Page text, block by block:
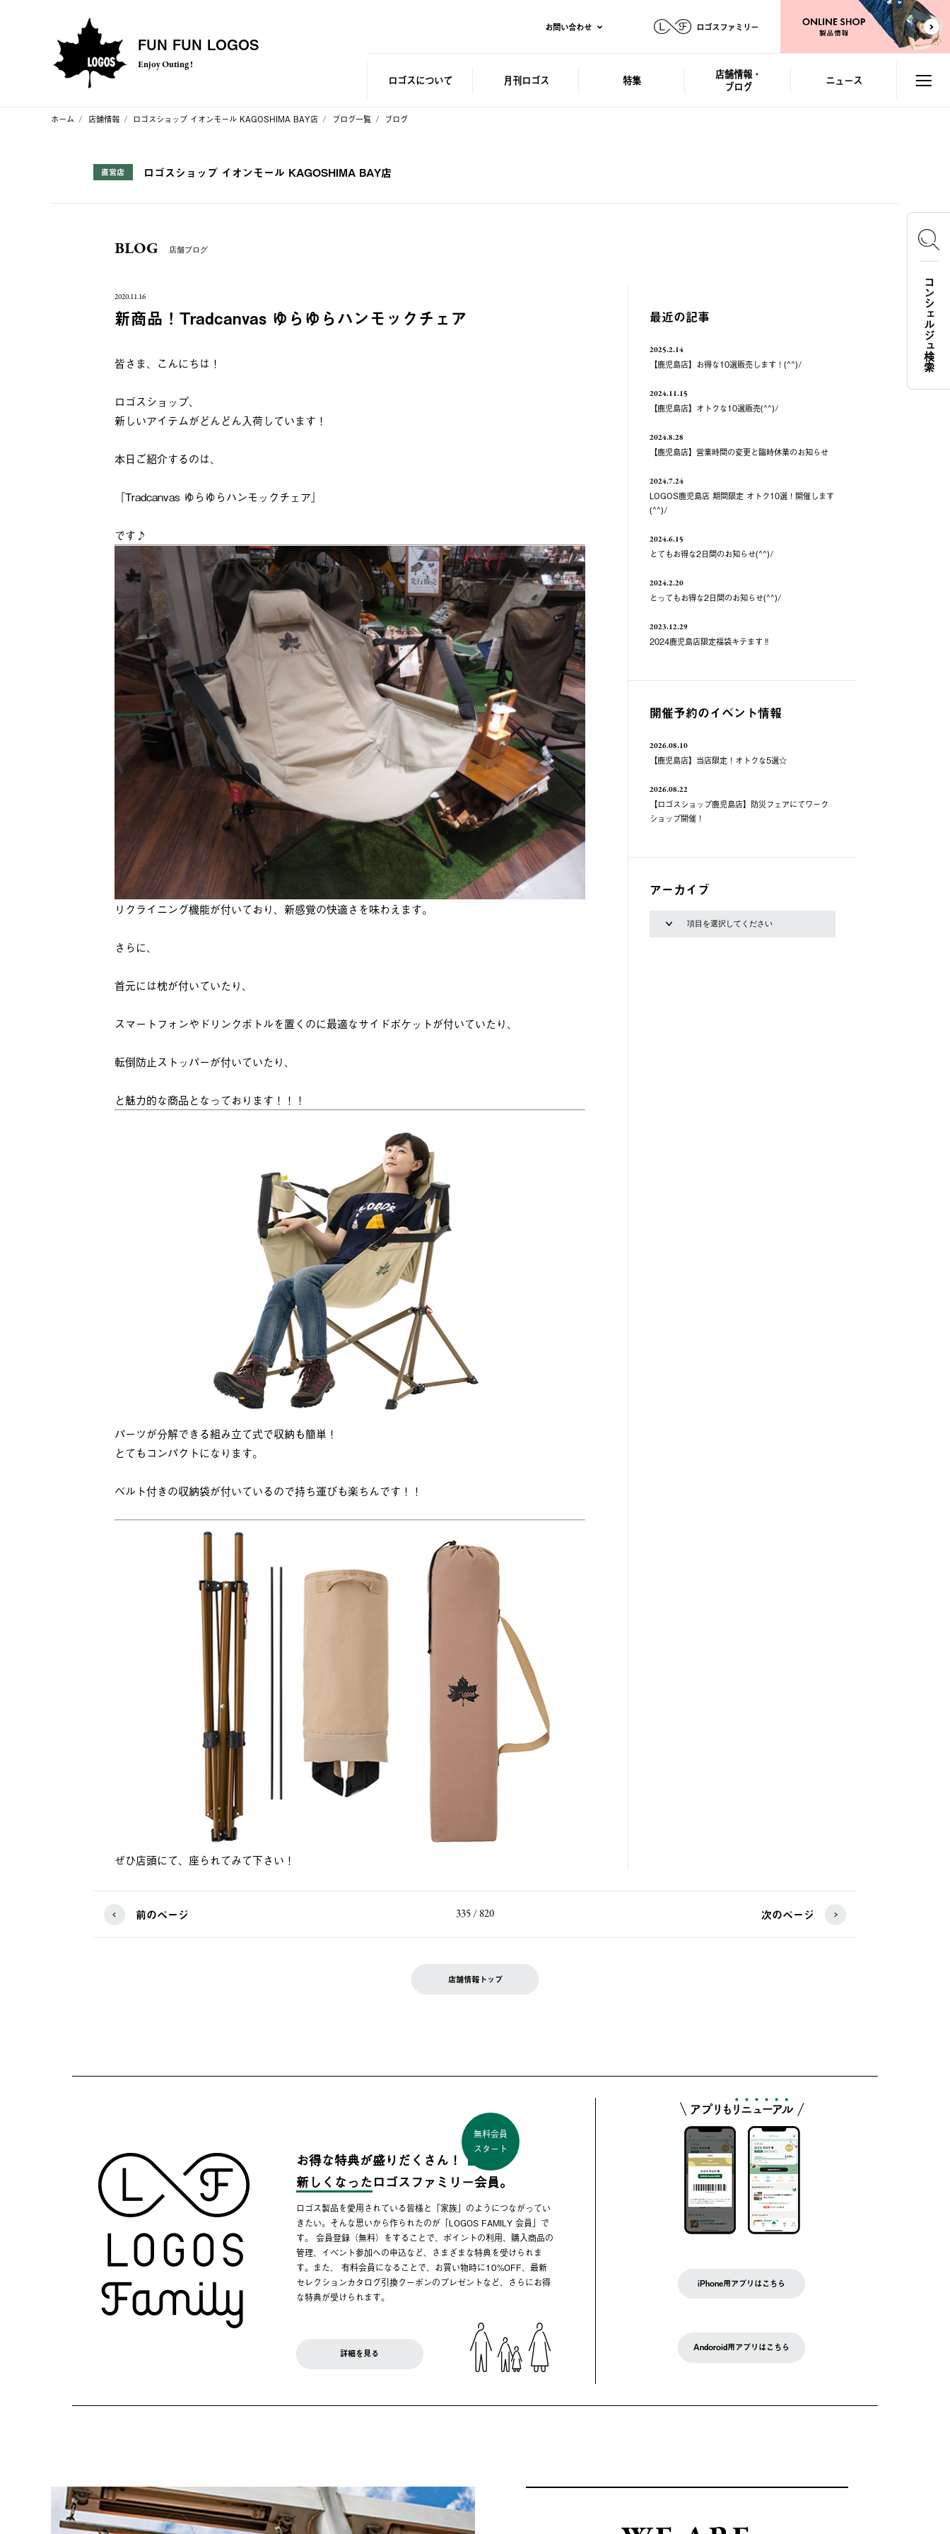
FUN FUN LOGOS
Enjoy Outing !
お問い合わせ ロゴスファミリー
ロゴスについて 月刊ロゴス 特集
店舗情報・
ブログ
ニュース
ホーム 店舗情報 ロゴスショップ イオンモール KAGOSHIMA BAY店 ブログ一覧 ブログ
直営店 ロゴスショップ イオンモール KAGOSHIMA BAY店
BLOG 店舗ブログ
2020.11.16
新商品！Tradcanvas ゆらゆらハンモックチェア
皆さま、こんにちは！
ロゴスショップ、
新しいアイテムがどんどん入荷しています！
本日ご紹介するのは、
『Tradcanvas ゆらゆらハンモックチェア』
です♪
リクライニング機能が付いており、新感覚の快適さを味わえます。
さらに、
首元には枕が付いていたり、
スマートフォンやドリンクボトルを置くのに最適なサイドポケットが付いていたり、
転倒防止ストッパーが付いていたり、
と魅力的な商品となっております！！！
パーツが分解できる組み立て式で収納も簡単！
とてもコンパクトになります。
ベルト付きの収納袋が付いているので持ち運びも楽ちんです！！
ぜひ店頭にて、座られてみて下さい！
最近の記事
2025.2.14
【鹿児島店】お得な10選販売します！(^^)/
2024.11.15
【鹿児島店】オトクな10選販売(^^)/
2024.8.28
【鹿児島店】営業時間の変更と臨時休業のお知らせ
2024.7.24
LOGOS鹿児島店 期間限定 オトク10選！開催します
(^^)/
2024.6.15
とてもお得な2日間のお知らせ(^^)/
2024.2.20
とってもお得な2日間のお知らせ(^^)/
2023.12.29
2024鹿児島店限定福袋キテます‼️
開催予約のイベント情報
2026.08.10
【鹿児島店】当店限定！オトクな5選☆
2026.08.22
【ロゴスショップ鹿児島店】防災フェアにてワーク
ショップ開催！
アーカイブ
前のページ 335 / 820 次のページ
店舗情報トップ
お得な特典が盛りだくさん！
無料会員
スタート
新しくなったロゴスファミリー会員。
ロゴス製品を愛用されている皆様と「家族」のようにつながってい
きたい。そんな思いから作られたのが「LOGOS FAMILY 会員」で
す。 会員登録（無料）をすることで、ポイントの利用、購入商品の
管理、イベント参加への申込など、さまざまな特典を受けられま
す。また、 有料会員になることで、お買い物時に10%OFF、最新
セレクションカタログ引換クーポンのプレゼントなど、さらにお得
な特典が受けられます。
詳細を見る
iPhone用アプリはこちら
Andoroid用アプリはこちら
コンシェルジュ検索